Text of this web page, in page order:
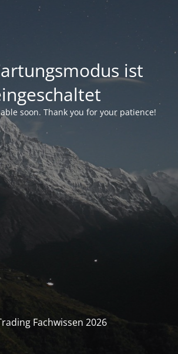
ist
soon. Thank you for your patience!
Fachwissen 2026